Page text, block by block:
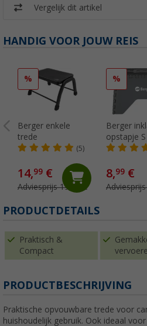
Vergelijk dit artikel
HANDIG VOOR JOUW REIS
%
Berger enkele
trede
(5)
14,99 €
Adviesprijs 19,99 €
%
Berger
opstapje S
8,99 €
PRODUCTDETAILS
Praktisch &
Compact
PRODUCTBESCHRIJVING
Praktische opvouwbare trede voor
huishoudelijk gebruik. Ook ideaal